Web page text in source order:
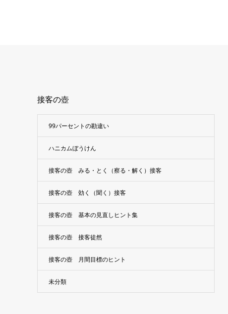
接客の壺
99パーセントの勘違い
ハニカムぼうけん
接客の壺 みる・とく（察る・解く）接客
接客の壺 効く（聞く）接客
接客の壺 基本の見直しヒント集
接客の壺 接客徒然
接客の壺 月間目標のヒント
未分類